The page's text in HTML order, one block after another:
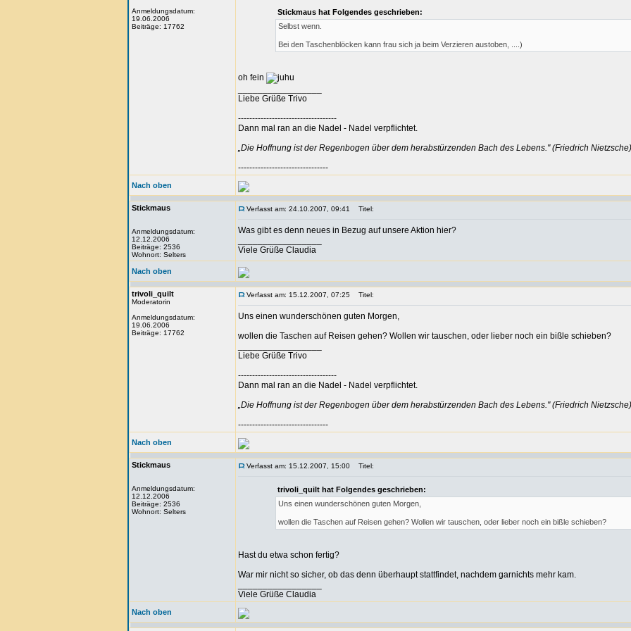
Anmeldungsdatum:
19.06.2006
Beiträge: 17762
Stickmaus hat Folgendes geschrieben:
Selbst wenn.
Bei den Taschenblöcken kann frau sich ja beim Verzieren austoben, ....)
oh fein
Liebe Grüße Trivo
-----------------------------------
Dann mal ran an die Nadel - Nadel verpflichtet.
„Die Hoffnung ist der Regenbogen über dem herabstürzenden Bach des Lebens." (Friedrich Nietzsche)
--------------------------------
Nach oben
Stickmaus
Anmeldungsdatum:
12.12.2006
Beiträge: 2536
Wohnort: Selters
Verfasst am: 24.10.2007, 09:41 Titel:
Was gibt es denn neues in Bezug auf unsere Aktion hier?
Viele Grüße Claudia
Nach oben
trivoli_quilt
Moderatorin
Anmeldungsdatum:
19.06.2006
Beiträge: 17762
Verfasst am: 15.12.2007, 07:25 Titel:
Uns einen wunderschönen guten Morgen,
wollen die Taschen auf Reisen gehen? Wollen wir tauschen, oder lieber noch ein bißle schieben?
Liebe Grüße Trivo
-----------------------------------
Dann mal ran an die Nadel - Nadel verpflichtet.
„Die Hoffnung ist der Regenbogen über dem herabstürzenden Bach des Lebens." (Friedrich Nietzsche)
--------------------------------
Nach oben
Stickmaus
Anmeldungsdatum:
12.12.2006
Beiträge: 2536
Wohnort: Selters
Verfasst am: 15.12.2007, 15:00 Titel:
trivoli_quilt hat Folgendes geschrieben:
Uns einen wunderschönen guten Morgen,
wollen die Taschen auf Reisen gehen? Wollen wir tauschen, oder lieber noch ein bißle schieben?
Hast du etwa schon fertig?
War mir nicht so sicher, ob das denn überhaupt stattfindet, nachdem garnichts mehr kam.
Viele Grüße Claudia
Nach oben